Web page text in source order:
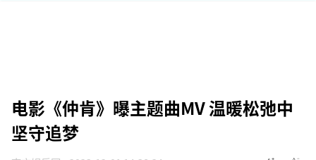
电影《仲肯》曝主题曲MV 温暖松弛中
坚守追梦